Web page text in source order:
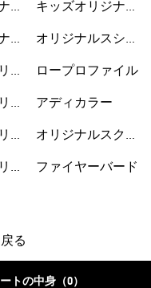
ル
ル
ジ
ジ
ジ
ジ
キッズオリジナル
オリジナルスシュ
ロープロファイル
アディカラー
オリジナルスクラ
ファイヤーバード
る
トの中身（0）